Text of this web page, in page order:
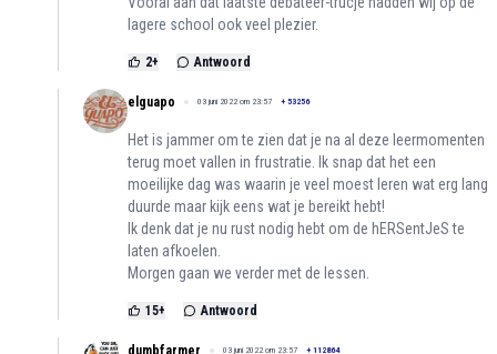
lagere school ook veel plezier.
2+ Antwoord
elguapo 03 juni 2022 om 23:57 + 53256
Het is jammer om te zien dat je na al deze leermomenten
terug moet vallen in frustratie. Ik snap dat het een
moeilijke dag was waarin je veel moest leren wat erg lang
duurde maar kijk eens wat je bereikt hebt!
Ik denk dat je nu rust nodig hebt om de hERSentJeS te
laten afkoelen.
Morgen gaan we verder met de lessen.
15+ Antwoord
03 juni 2022 om 23:57 + 112864